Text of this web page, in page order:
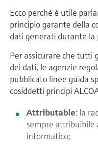
Ecco perché è utile
principio garante della
dati generati durante la
Per assicurare che
dei dati, le agenzie
pubblicato linee guida
cosiddetti principi
Attributable: la
sempre attribuibile
informatico;